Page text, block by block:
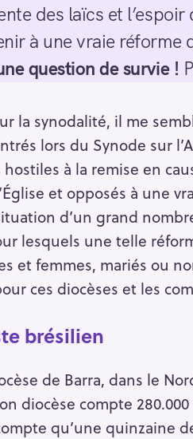
des laïcs et
à une vraie réforme
question de survie !
la synodalité, il me
lors du Synode sur
hostiles à la remise en
et opposés à une
d’un grand
lesquels une telle
et femmes, mariés ou
ces diocèses et les
brésilien
de Barra, dans le
diocèse compte
qu’une quinzaine